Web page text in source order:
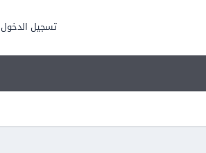
تسجيل الدخول